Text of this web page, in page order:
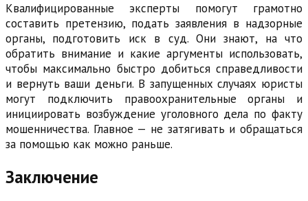
Квалифицированные эксперты помогут грамотно
составить претензию, подать заявления в надзорные
органы, подготовить иск в суд. Они знают, на что
обратить внимание и какие аргументы использовать,
чтобы максимально быстро добиться справедливости
и вернуть ваши деньги. В запущенных случаях юристы
могут подключить правоохранительные органы и
инициировать возбуждение уголовного дела по факту
мошенничества. Главное — не затягивать и обращаться
за помощью как можно раньше.
Заключение